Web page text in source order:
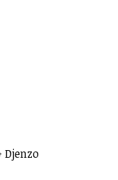
Djenzo